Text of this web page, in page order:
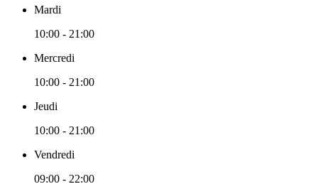
Mardi
10:00 - 21:00
Mercredi
10:00 - 21:00
Jeudi
10:00 - 21:00
Vendredi
09:00 - 22:00